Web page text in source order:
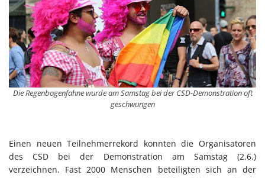
Die Regenbogenfahne wurde am Samstag bei der CSD-Demonstration oft
geschwungen
Einen neuen Teilnehmerrekord konnten die Organisatoren
des CSD bei der Demonstration am Samstag (2.6.)
verzeichnen. Fast 2000 Menschen beteiligten sich an der